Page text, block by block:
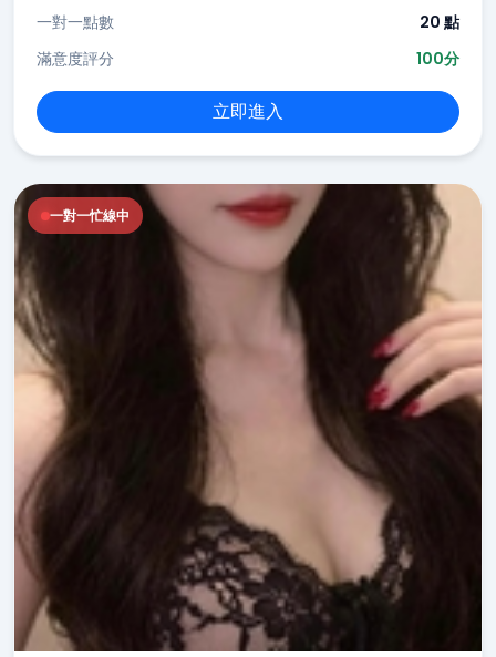
一對一點數
20 點
滿意度評分
100分
立即進入
一對一忙線中